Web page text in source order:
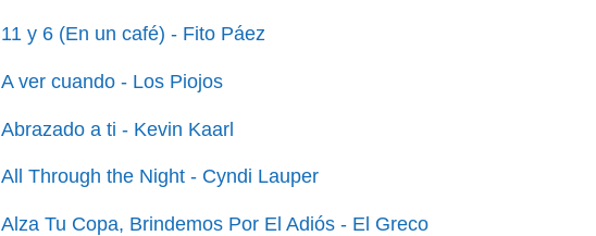
11 y 6 (En un café) - Fito Páez
A ver cuando - Los Piojos
Abrazado a ti - Kevin Kaarl
All Through the Night - Cyndi Lauper
Alza Tu Copa, Brindemos Por El Adiós - El Greco